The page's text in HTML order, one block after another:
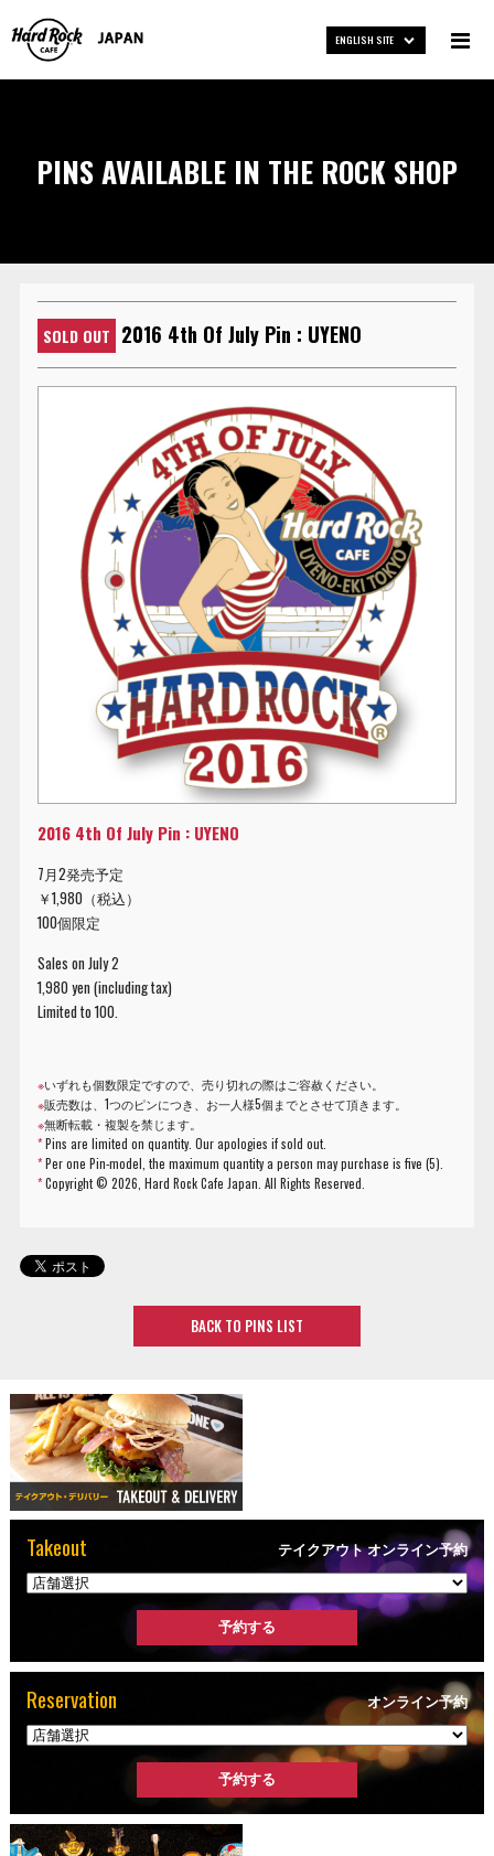
ENGLISH SITE
PINS AVAILABLE IN THE ROCK SHOP
SOLD OUT 2016 4th Of July Pin : UYENO
2016 4th Of July Pin : UYENO
7月2発売予定
￥1,980（税込）
100個限定
Sales on July 2
1,980 yen (including tax)
Limited to 100.
※いずれも個数限定ですので、売り切れの際はご容赦ください。
※販売数は、1つのピンにつき、お一人様5個までとさせて頂きます。
※無断転載・複製を禁じます。
*Pins are limited on quantity. Our apologies if sold out.
*Per one Pin-model, the maximum quantity a person may purchase is five (5).
*Copyright ©2026, Hard Rock Cafe Japan. All Rights Reserved.
BACK TO PINS LIST
Takeout テイクアウト オンライン予約
Reservation オンライン予約